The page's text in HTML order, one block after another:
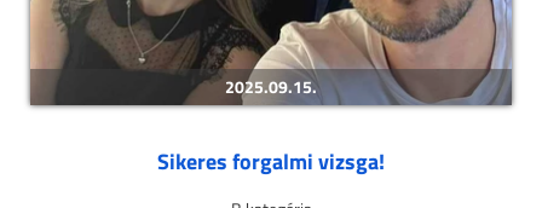
2025.09.15.
Sikeres forgalmi vizsga!